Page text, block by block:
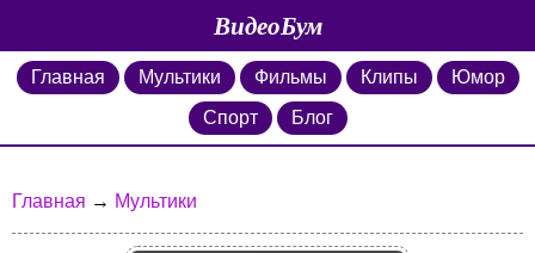
ВидеоБум
Главная Мультики Фильмы Клипы
Юмор
Спорт
Блог
Главная → Мультики